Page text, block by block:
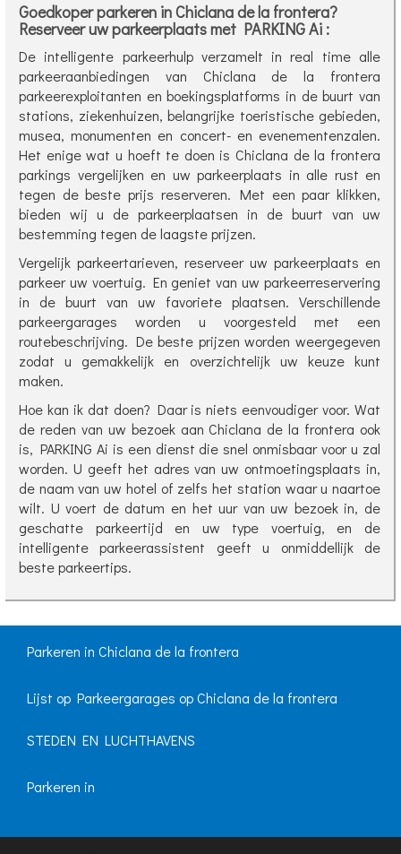
Goedkoper parkeren in Chiclana de la frontera?
Reserveer uw parkeerplaats met PARKING Ai :
De intelligente parkeerhulp verzamelt in real time alle
parkeeraanbiedingen van Chiclana de la frontera
parkeerexploitanten en boekingsplatforms in de buurt van
stations, ziekenhuizen, belangrijke toeristische gebieden,
musea, monumenten en concert- en evenementenzalen.
Het enige wat u hoeft te doen is Chiclana de la frontera
parkings vergelijken en uw parkeerplaats in alle rust en
tegen de beste prijs reserveren. Met een paar klikken,
bieden wij u de parkeerplaatsen in de buurt van uw
bestemming tegen de laagste prijzen.
Vergelijk parkeertarieven, reserveer uw parkeerplaats en
parkeer uw voertuig. En geniet van uw parkeerreservering
in de buurt van uw favoriete plaatsen. Verschillende
parkeergarages worden u voorgesteld met een
routebeschrijving. De beste prijzen worden weergegeven
zodat u gemakkelijk en overzichtelijk uw keuze kunt
maken.
Hoe kan ik dat doen? Daar is niets eenvoudiger voor. Wat
de reden van uw bezoek aan Chiclana de la frontera ook
is, PARKING Ai is een dienst die snel onmisbaar voor u zal
worden. U geeft het adres van uw ontmoetingsplaats in,
de naam van uw hotel of zelfs het station waar u naartoe
wilt. U voert de datum en het uur van uw bezoek in, de
geschatte parkeertijd en uw type voertuig, en de
intelligente parkeerassistent geeft u onmiddellijk de
beste parkeertips.
Parkeren in Chiclana de la frontera
Lijst op Parkeergarages op Chiclana de la frontera
STEDEN EN LUCHTHAVENS
Parkeren in